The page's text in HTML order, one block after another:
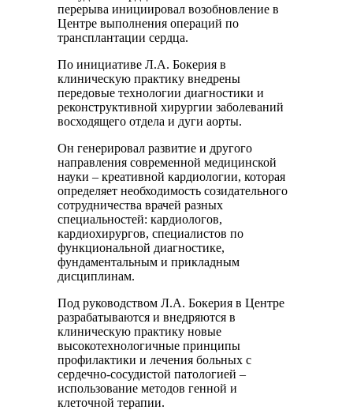
перерыва инициировал возобновление в
Центре выполнения операций по
трансплантации сердца.
По инициативе Л.А. Бокерия в
клиническую практику внедрены
передовые технологии диагностики и
реконструктивной хирургии заболеваний
восходящего отдела и дуги аорты.
Он генерировал развитие и другого
направления современной медицинской
науки – креативной кардиологии, которая
определяет необходимость созидательного
сотрудничества врачей разных
специальностей: кардиологов,
кардиохирургов, специалистов по
функциональной диагностике,
фундаментальным и прикладным
дисциплинам.
Под руководством Л.А. Бокерия в Центре
разрабатываются и внедряются в
клиническую практику новые
высокотехнологичные принципы
профилактики и лечения больных с
сердечно-сосудистой патологией –
использование методов генной и
клеточной терапии.